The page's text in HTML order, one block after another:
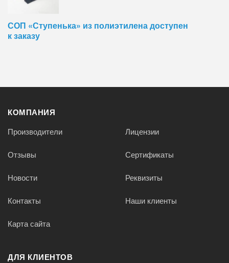
СОП «Ступенька» из полиэтилена доступен
к заказу
КОМПАНИЯ
Производители Лицензии
Отзывы Сертификаты
Новости Реквизиты
Контакты Наши клиенты
Карта сайта
ДЛЯ КЛИЕНТОВ